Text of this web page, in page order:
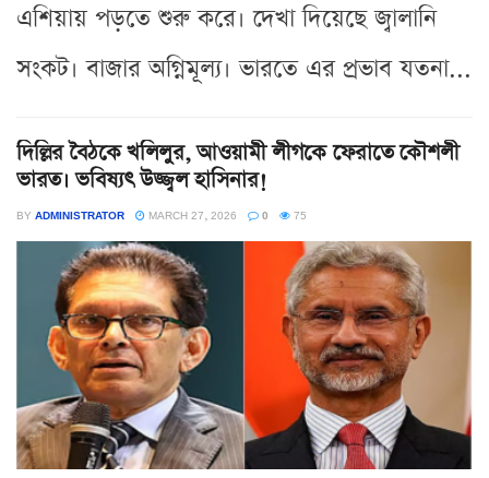
এশিয়ায় পড়তে শুরু করে। দেখা দিয়েছে জ্বালানি
সংকট। বাজার অগ্নিমূল্য। ভারতে এর প্রভাব যতনা...
দিল্লির বৈঠকে খলিলুর, আওয়ামী লীগকে ফেরাতে কৌশলী
ভারত। ভবিষ্যৎ উজ্জ্বল হাসিনার!
BY ADMINISTRATOR MARCH 27, 2026 0 75